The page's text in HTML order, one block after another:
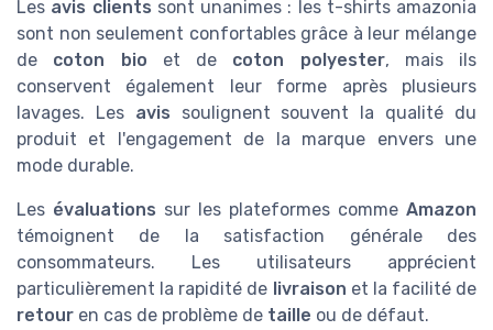
Les avis clients sont unanimes : les t-shirts amazonia
sont non seulement confortables grâce à leur mélange
de coton bio et de coton polyester, mais ils
conservent également leur forme après plusieurs
lavages. Les avis soulignent souvent la qualité du
produit et l'engagement de la marque envers une
mode durable.
Les évaluations sur les plateformes comme Amazon
témoignent de la satisfaction générale des
consommateurs. Les utilisateurs apprécient
particulièrement la rapidité de livraison et la facilité de
retour en cas de problème de taille ou de défaut.